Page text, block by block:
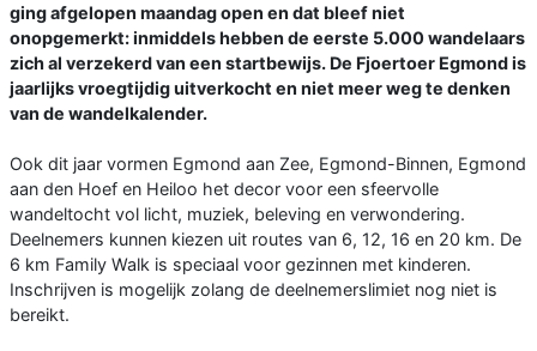
ging afgelopen maandag open en dat bleef niet
onopgemerkt: inmiddels hebben de eerste 5.000 wandelaars
zich al verzekerd van een startbewijs. De Fjoertoer Egmond is
jaarlijks vroegtijdig uitverkocht en niet meer weg te denken
van de wandelkalender.
Ook dit jaar vormen Egmond aan Zee, Egmond-Binnen, Egmond
aan den Hoef en Heiloo het decor voor een sfeervolle
wandeltocht vol licht, muziek, beleving en verwondering.
Deelnemers kunnen kiezen uit routes van 6, 12, 16 en 20 km. De
6 km Family Walk is speciaal voor gezinnen met kinderen.
Inschrijven is mogelijk zolang de deelnemerslimiet nog niet is
bereikt.